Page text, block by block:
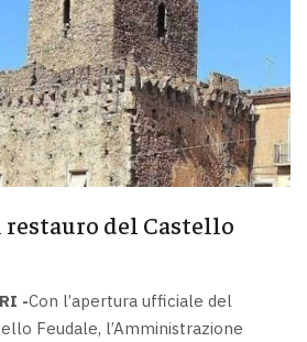
del Castello
-Con l’apertura ufficiale del
Feudale, l’Amministrazione